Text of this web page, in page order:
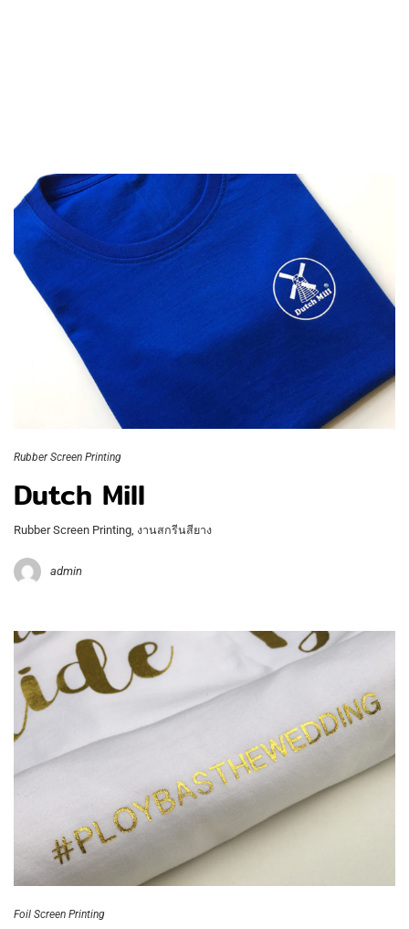
Rubber Screen Printing
Dutch Mill
Rubber Screen Printing, งานสกรีนสียาง
admin
Foil Screen Printing